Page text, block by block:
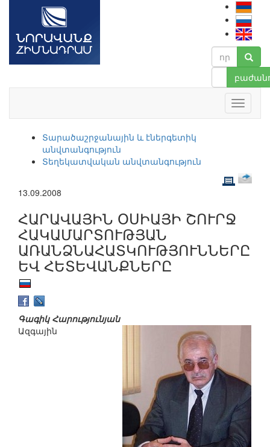
Տարածաշրջանային և էներգետիկ
անվտանգություն
Տեղեկատվական անվտանգություն
13.09.2008
ՀԱՐԱՎԱՅԻՆ ՕՍԻԱՅԻ ՇՈՒՐՋ
ՀԱԿԱՄԱՐՏՈՒԹՅԱՆ
ԱՌԱՆՁՆԱՀԱՏԿՈՒԹՅՈՒՆՆԵՐԸ
ԵՎ ՀԵՏԵՎԱՆՔՆԵՐԸ
Գագիկ Հարությունյան
Ազգային